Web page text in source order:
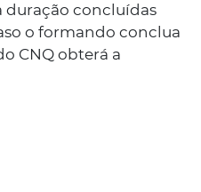
duração concluídas
o formando conclua
CNQ obterá a